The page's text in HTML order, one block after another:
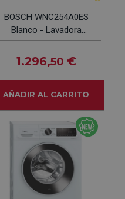
BOSCH WNC254A0ES
Blanco - Lavadora
Secadora 10.5KG / 6KG
1400RPM
1.296,50 €
AÑADIR AL CARRITO